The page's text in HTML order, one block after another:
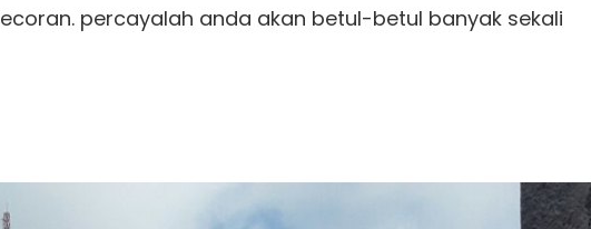
percayalah anda akan betul-betul banyak sekali